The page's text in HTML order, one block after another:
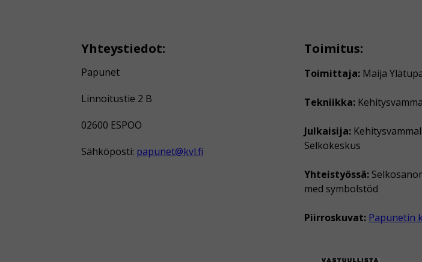
Yhteystiedot:
Papunet
Linnoitustie 2 B
02600 ESPOO
Sähköposti: papunet@kvl.fi
Toimitus:
Toimittaja: Maija
Tekniikka:
Julkaisija:
Selkokeskus
Yhteistyössä:
med symbolstöd
Piirroskuvat: Papunetin